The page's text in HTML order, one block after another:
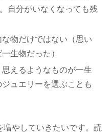
自分がいなくなっても残
物だけではない（思い
生物だった）
えるようなものが一生
ュエリーを選ぶことも
増やしていきたいです。読